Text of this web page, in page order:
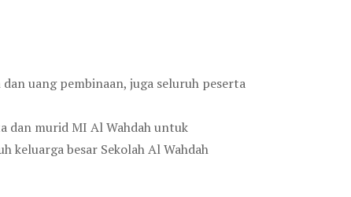
uang pembinaan, juga seluruh peserta
dan murid MI Al Wahdah untuk
keluarga besar Sekolah Al Wahdah